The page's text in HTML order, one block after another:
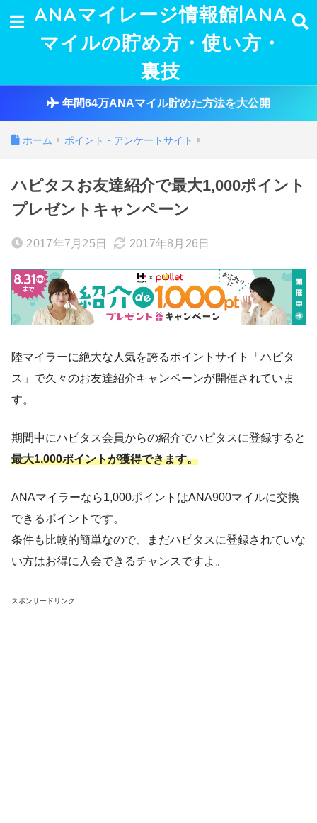
ANAマイレージ情報館|ANA
マイルの貯め方・使い方・
裏技
年間64万ANAマイル貯めた方法を大公開
ホーム ポイント・アンケートサイト
ハピタスお友達紹介で最大1,000ポイント
プレゼントキャンペーン
2017年7月25日 2017年8月26日
陸マイラーに絶大な人気を誇るポイントサイト「ハピタ
ス」で久々のお友達紹介キャンペーンが開催されていま
す。
期間中にハピタス会員からの紹介でハピタスに登録すると
最大1,000ポイントが獲得できます。
ANAマイラーなら1,000ポイントはANA900マイルに交換
できるポイントです。
条件も比較的簡単なので、まだハピタスに登録されていな
い方はお得に入会できるチャンスですよ。
スポンサードリンク